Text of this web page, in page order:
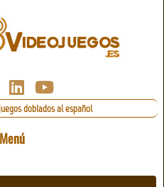
doblados al español
Menú